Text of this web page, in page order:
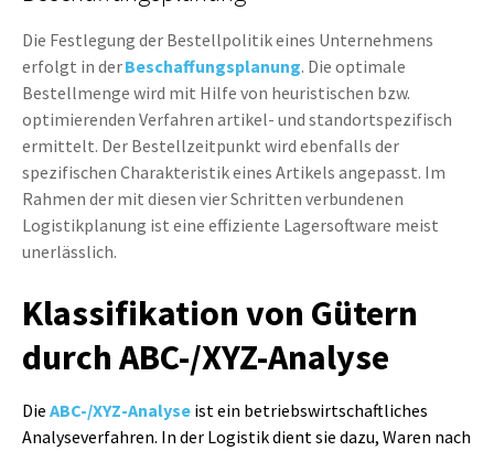
Die Festlegung der Bestellpolitik eines Unternehmens
erfolgt in derBeschaffungsplanung. Die optimale
Bestellmenge wird mit Hilfe von heuristischen bzw.
optimierenden Verfahren artikel- und standortspezifisch
ermittelt. Der Bestellzeitpunkt wird ebenfalls der
spezifischen Charakteristik eines Artikels angepasst. Im
Rahmen der mit diesen vier Schritten verbundenen
Logistikplanung ist eine effiziente Lagersoftware meist
unerlässlich.
Klassifikation von Gütern
durch ABC-/XYZ-Analyse
Die ABC-/XYZ-Analyse ist ein betriebswirtschaftliches
Analyseverfahren. In der Logistik dient sie dazu, Waren nach